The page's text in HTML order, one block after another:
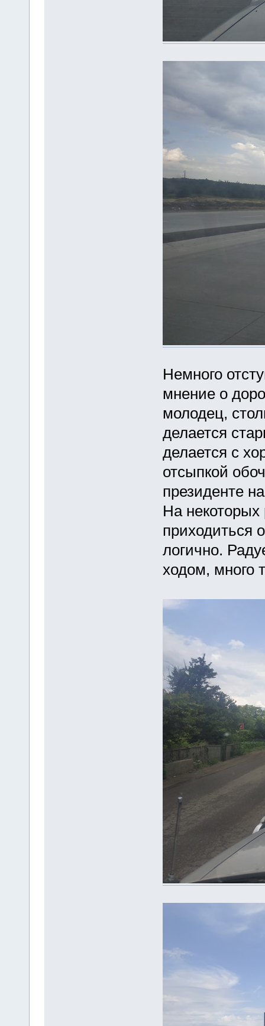
Немного
мнение о
молодец,
делается
делается с
отсыпкой
президенте
На некоторых
приходиться
логично.
ходом, много